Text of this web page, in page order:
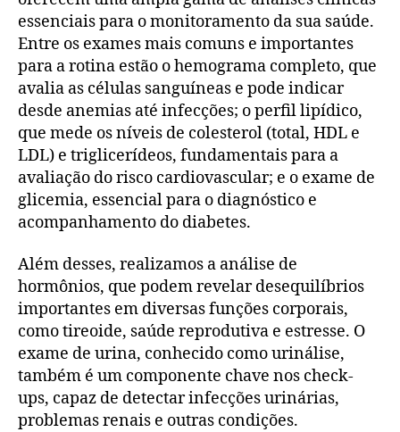
essenciais para o monitoramento da sua saúde.
Entre os exames mais comuns e importantes
para a rotina estão o hemograma completo, que
avalia as células sanguíneas e pode indicar
desde anemias até infecções; o perfil lipídico,
que mede os níveis de colesterol (total, HDL e
LDL) e triglicerídeos, fundamentais para a
avaliação do risco cardiovascular; e o exame de
glicemia, essencial para o diagnóstico e
acompanhamento do diabetes.
Além desses, realizamos a análise de
hormônios, que podem revelar desequilíbrios
importantes em diversas funções corporais,
como tireoide, saúde reprodutiva e estresse. O
exame de urina, conhecido como urinálise,
também é um componente chave nos check-
ups, capaz de detectar infecções urinárias,
problemas renais e outras condições.